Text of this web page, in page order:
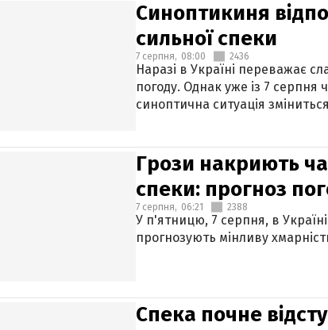
Синоптикиня
сильної спеки
7 серпня, 08:00 2436
Наразі в Україні переважає
погоду. Однак уже із 7
синоптична ситуація
Грози накриють
спеки: прогноз
7 серпня, 06:21 2388
У п'ятницю, 7 серпня, в
прогнозують мінливу
Спека почне